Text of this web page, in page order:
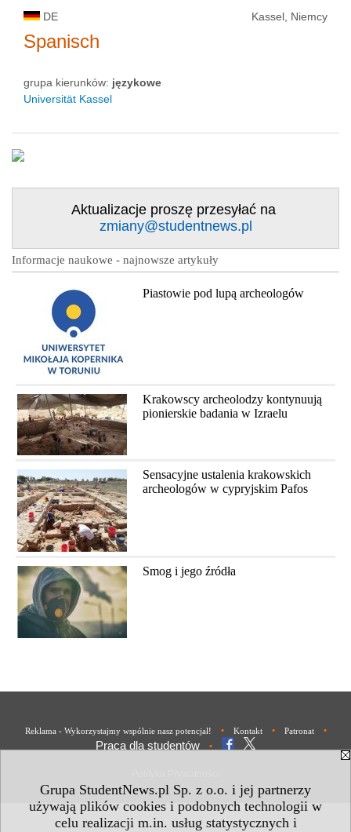
Grupa StudentNews.pl Sp. z o.o. i jej partnerzy
używają plików cookies i podobnych technologii w
celu realizacji m.in. usług statystycznych i
DE Kassel, Niemcy
Spanisch
grupa kierunków: językowe
Universität Kassel
Aktualizacje proszę przesyłać na
zmiany@studentnews.pl
Informacje naukowe - najnowsze artykuły
Piastowie pod lupą archeologów
Krakowscy archeolodzy kontynuują
pionierskie badania w Izraelu
Sensacyjne ustalenia krakowskich
archeologów w cypryjskim Pafos
Smog i jego źródła
Reklama - Wykorzystajmy wspólnie nasz potencjał! • Kontakt • Patronat •
Praca dla studentów •